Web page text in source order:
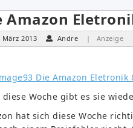
Amazon
März 2013 Andre | Anzeige
diese Woche gibt es sie
hat sich diese Woche